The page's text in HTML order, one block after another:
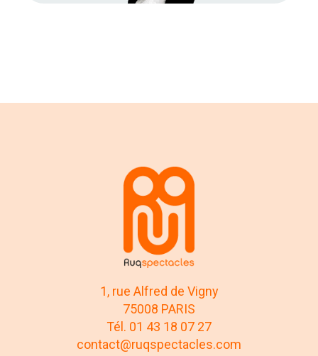
1, rue Alfred de Vigny
75008 PARIS
Tél. 01 43 18 07 27
contact@ruqspectacles.com